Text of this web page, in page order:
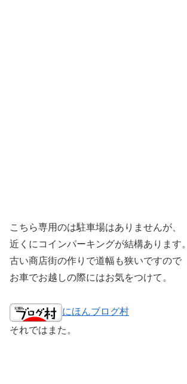
こちら専用のは駐車場はありませんが、
近くにコインパーキングが結構あります。
古い商店街の作りで道幅も狭いですので
お車でお越しの際にはお気をつけて。
にほんブログ村
それではまた。